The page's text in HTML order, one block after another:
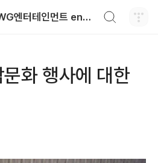
와일드진생WG엔터테인먼트 entertainment
화 행사에 대한